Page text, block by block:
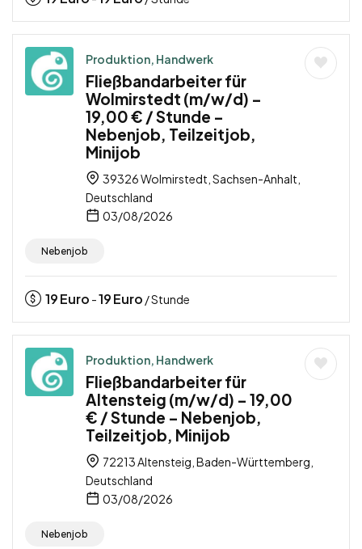
Produktion, Handwerk
Fließbandarbeiter für
Wolmirstedt (m/w/d) –
19,00 € / Stunde –
Nebenjob, Teilzeitjob,
Minijob
39326 Wolmirstedt, Sachsen-Anhalt,
Deutschland
03/08/2026
Nebenjob
19Euro -19Euro / Stunde
Produktion, Handwerk
Fließbandarbeiter für
Altensteig (m/w/d) – 19,00
€ / Stunde – Nebenjob,
Teilzeitjob, Minijob
72213 Altensteig, Baden-Württemberg,
Deutschland
03/08/2026
Nebenjob